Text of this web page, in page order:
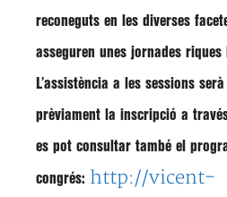
reconeguts en les diverses
asseguren unes jornades
L’assistència a les sessions serà
prèviament la inscripció a
es pot consultar també el
congrés: http://vicent-